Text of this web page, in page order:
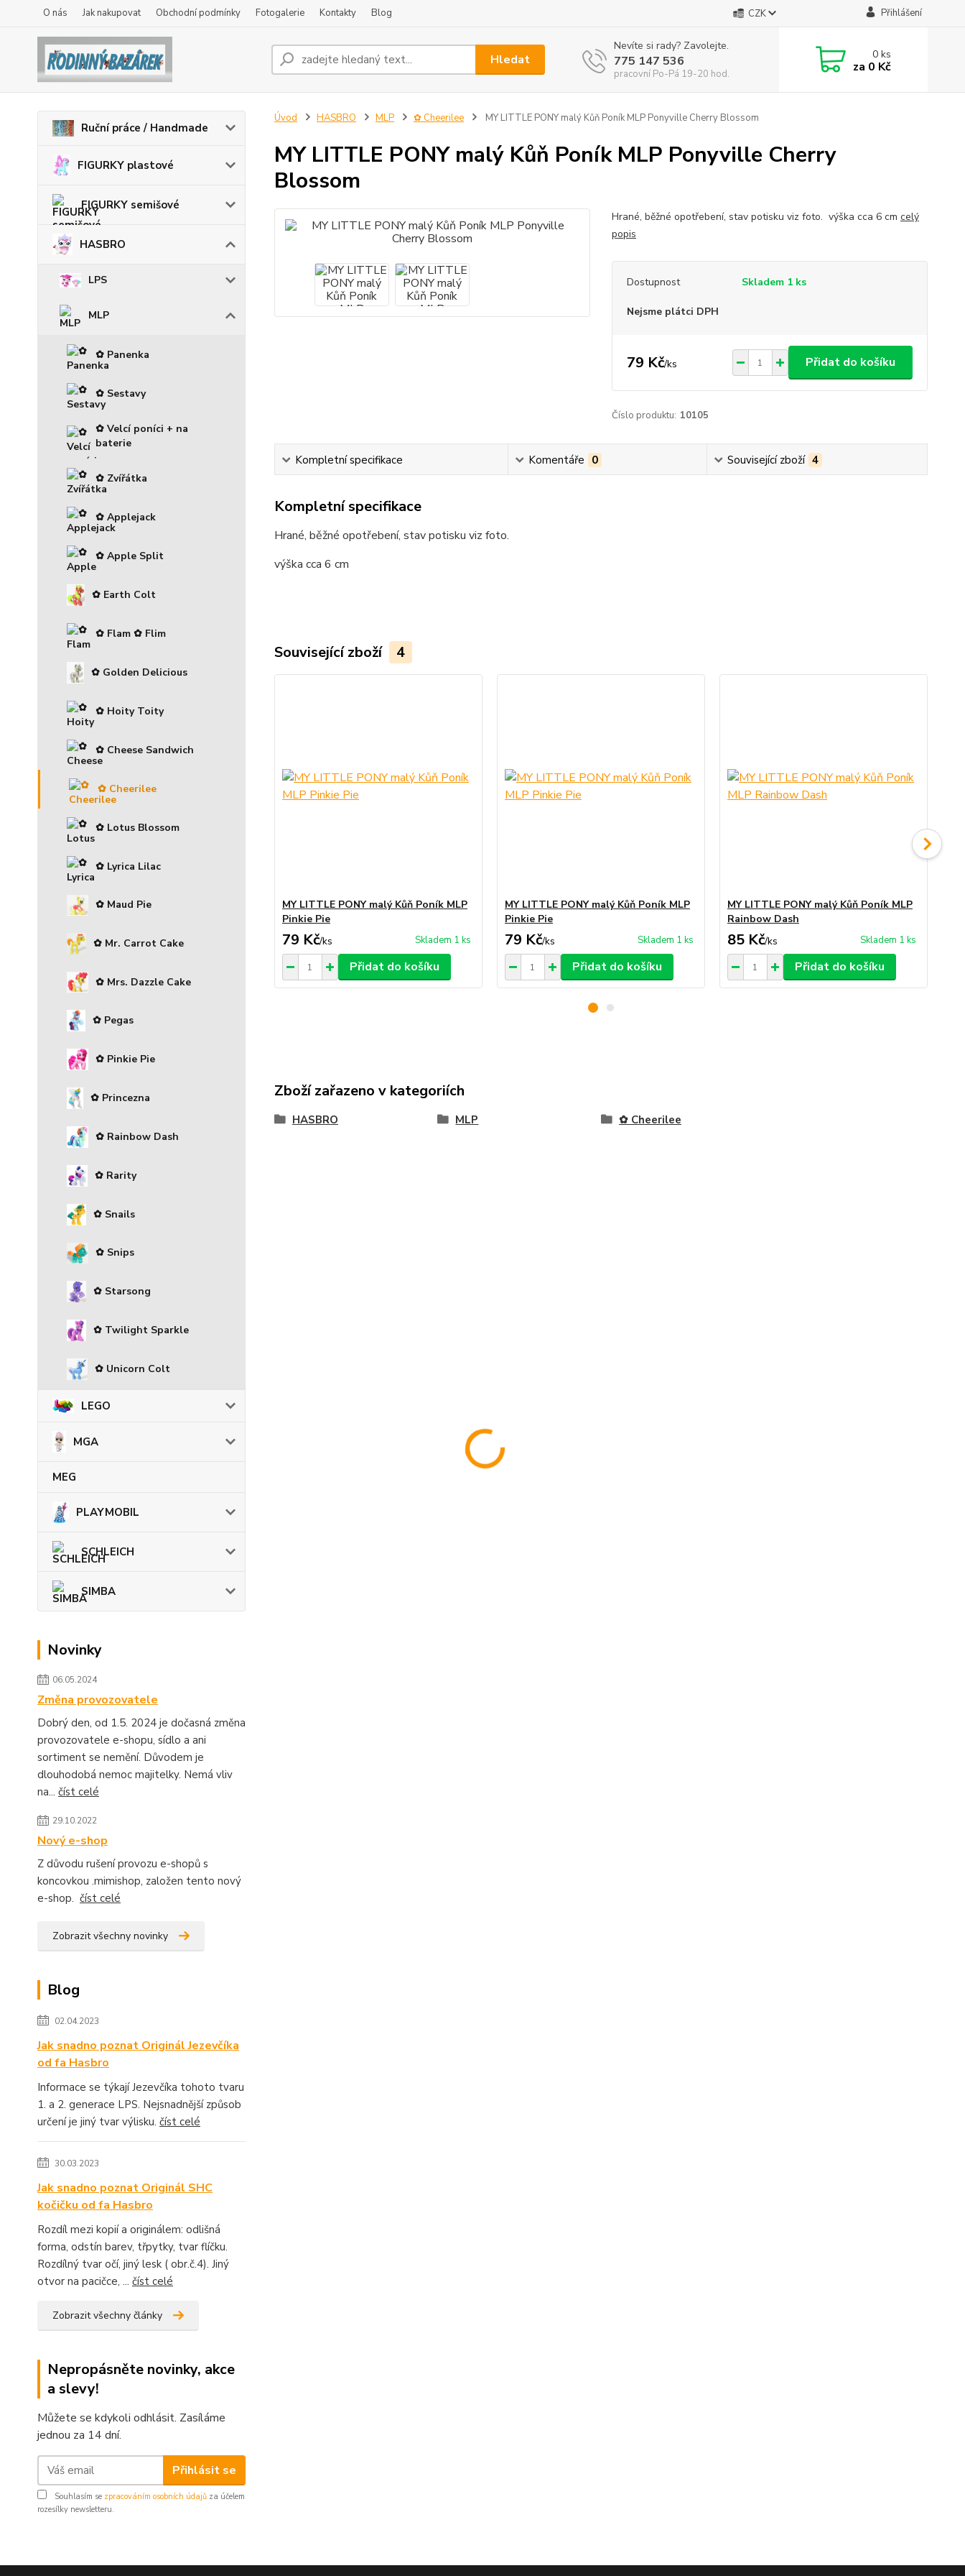
O nás Jak nakupovat Obchodní podmínky Fotogalerie Kontakty Blog CZK Přihlášení
Hledat
Nevíte si rady? Zavolejte.
775 147 536
pracovní Po-Pá 19-20 hod.
0ks
za 0 Kč
Ruční práce / Handmade
FIGURKY plastové
FIGURKY semišové
HASBRO
LPS
MLP
✿ Panenka
✿ Sestavy
✿ Velcí poníci + na
baterie
✿ Zvířátka
✿ Applejack
✿ Apple Split
✿ Earth Colt
✿ Flam ✿ Flim
✿ Golden Delicious
✿ Hoity Toity
✿ Cheese Sandwich
✿ Cheerilee
✿ Lotus Blossom
✿ Lyrica Lilac
✿ Maud Pie
✿ Mr. Carrot Cake
✿ Mrs. Dazzle Cake
✿ Pegas
✿ Pinkie Pie
✿ Princezna
✿ Rainbow Dash
✿ Rarity
✿ Snails
✿ Snips
✿ Starsong
✿ Twilight Sparkle
✿ Unicorn Colt
LEGO
MGA
MEG
PLAYMOBIL
SCHLEICH
SIMBA
Novinky
06.05.2024
Změna provozovatele
Dobrý den, od 1.5. 2024 je dočasná změna
provozovatele e-shopu, sídlo a ani
sortiment se nemění. Důvodem je
dlouhodobá nemoc majitelky. Nemá vliv
na... číst celé
29.10.2022
Nový e-shop
Z důvodu rušení provozu e-shopů s
koncovkou .mimishop, založen tento nový
e-shop. číst celé
Zobrazit všechny novinky
Blog
02.04.2023
Jak snadno poznat Originál Jezevčíka
od fa Hasbro
Informace se týkají Jezevčíka tohoto tvaru
1. a 2. generace LPS. Nejsnadnější způsob
určení je jiný tvar výlisku. číst celé
30.03.2023
Jak snadno poznat Originál SHC
kočičku od fa Hasbro
Rozdíl mezi kopií a originálem: odlišná
forma, odstín barev, třpytky, tvar flíčku.
Rozdílný tvar očí, jiný lesk ( obr.č.4). Jiný
otvor na pacičce, ... číst celé
Zobrazit všechny články
Nepropásněte novinky, akce
a slevy!
Můžete se kdykoli odhlásit. Zasíláme
jednou za 14 dní.
Přihlásit se
Souhlasím se zpracováním osobních údajů za účelem
rozesílky newsletteru.
Úvod HASBRO MLP ✿ Cheerilee MY LITTLE PONY malý Kůň Poník MLP Ponyville Cherry Blossom
MY LITTLE PONY malý Kůň Poník MLP Ponyville Cherry
Blossom
Hrané, běžné opotřebení, stav potisku viz foto. výška cca 6 cm celý
popis
Dostupnost Skladem 1 ks
Nejsme plátci DPH
79 Kč/ks Přidat do košíku
Číslo produktu: 10105
Kompletní specifikace Komentáře 0 Související zboží 4
Kompletní specifikace
Hrané, běžné opotřebení, stav potisku viz foto.
výška cca 6 cm
Související zboží 4
MY LITTLE PONY malý Kůň Poník MLP
Pinkie Pie
79 Kč/ks Skladem 1 ks
Přidat do košíku
MY LITTLE PONY malý Kůň Poník MLP
Pinkie Pie
79 Kč/ks Skladem 1 ks
Přidat do košíku
MY LITTLE PONY malý Kůň Poník MLP
Rainbow Dash
85 Kč/ks Skladem 1 ks
Přidat do košíku
Zboží zařazeno v kategoriích
HASBRO MLP ✿ Cheerilee